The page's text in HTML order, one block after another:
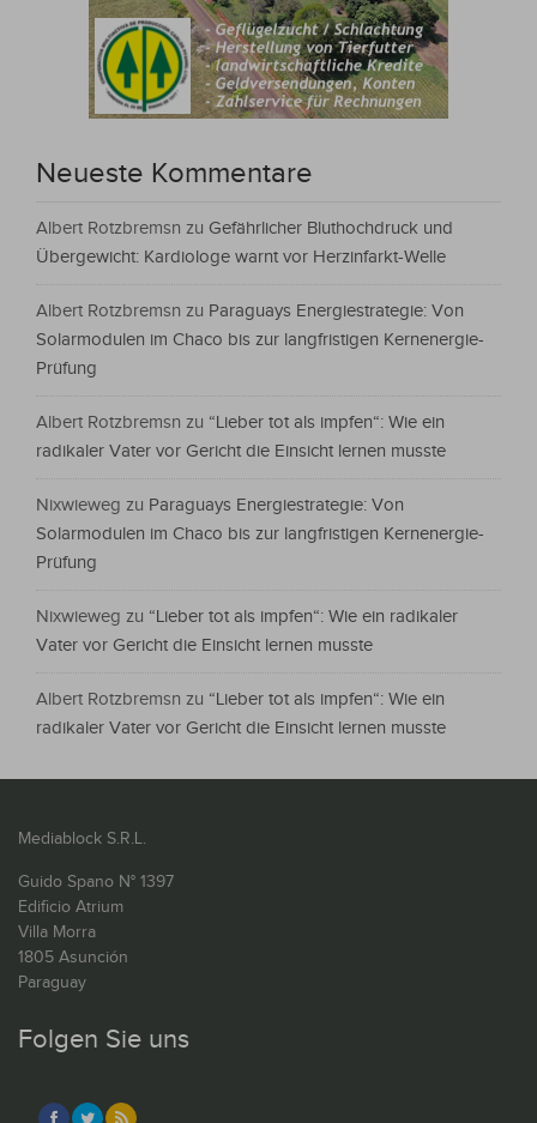
Neueste Kommentare
Albert Rotzbremsn zu Gefährlicher Bluthochdruck und
Übergewicht: Kardiologe warnt vor Herzinfarkt-Welle
Albert Rotzbremsn zu Paraguays Energiestrategie: Von
Solarmodulen im Chaco bis zur langfristigen Kernenergie-
Prüfung
Albert Rotzbremsn zu “Lieber tot als impfen“: Wie ein
radikaler Vater vor Gericht die Einsicht lernen musste
Nixwieweg zu Paraguays Energiestrategie: Von
Solarmodulen im Chaco bis zur langfristigen Kernenergie-
Prüfung
Nixwieweg zu “Lieber tot als impfen“: Wie ein radikaler
Vater vor Gericht die Einsicht lernen musste
Albert Rotzbremsn zu “Lieber tot als impfen“: Wie ein
radikaler Vater vor Gericht die Einsicht lernen musste
Mediablock S.R.L.
Guido Spano N° 1397
Edificio Atrium
Villa Morra
1805 Asunción
Paraguay
Folgen Sie uns